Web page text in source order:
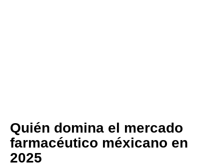
Quién domina el mercado
farmacéutico méxicano en
2025